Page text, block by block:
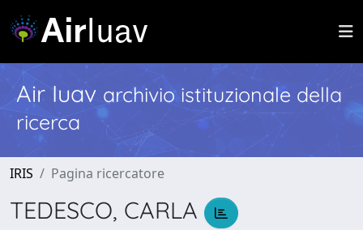
Air Iuav archivio istituzionale della
ricerca
IRIS Pagina ricercatore
TEDESCO, CARLA